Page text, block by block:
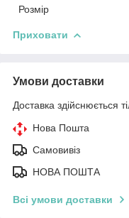
Розмір
Приховати
Умови доставки
Доставка здійснюється
Нова Пошта
Самовивіз
НОВА ПОШТА
Всі умови доставки